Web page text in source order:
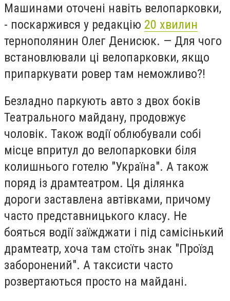
Машинами оточені навіть велопарковки,
- поскаржився у редакцію 20 хвилин
тернополянин Олег Денисюк. — Для чого
встановлювали ці велопарковки, якщо
припаркувати ровер там неможливо?!
Безладно паркують авто з двох боків
Театрального майдану, продовжує
чоловік. Також водії облюбували собі
місце впритул до велопарковки біля
колишнього готелю "Україна". А також
поряд із драмтеатром. Ця ділянка
дороги заставлена автівками, причому
часто представницького класу. Не
бояться водії заїжджати і під самісінький
драмтеатр, хоча там стоїть знак "Проїзд
заборонений". А таксисти часто
розвертаються просто на майдані.